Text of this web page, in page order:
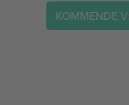
KOMMENDE